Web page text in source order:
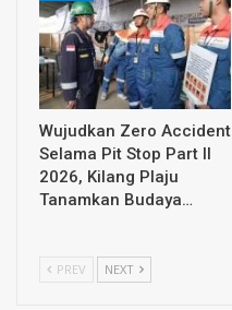
Wujudkan Zero Accident
Selama Pit Stop Part II
2026, Kilang Plaju
Tanamkan Budaya…
PREV NEXT